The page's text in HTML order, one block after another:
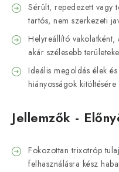
Sérült, repedezett vagy
tartós, nem szerkezeti
Helyreállító
akár szélesebb
Ideális megoldás élek
hiányosságok kitöltésére
Jellemzők -
Fokozottan trixotróp
felhasználásra kész